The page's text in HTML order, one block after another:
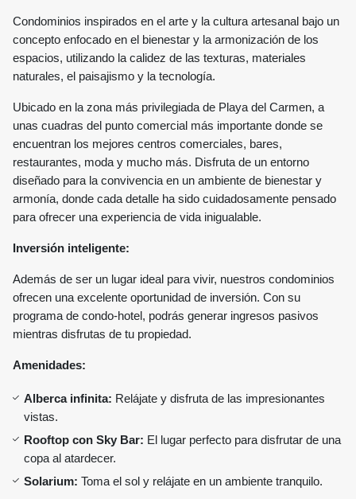
Condominios inspirados en el arte y la cultura artesanal bajo un
concepto enfocado en el bienestar y la armonización de los
espacios, utilizando la calidez de las texturas, materiales
naturales, el paisajismo y la tecnología.
Ubicado en la zona más privilegiada de Playa del Carmen, a
unas cuadras del punto comercial más importante donde se
encuentran los mejores centros comerciales, bares,
restaurantes, moda y mucho más. Disfruta de un entorno
diseñado para la convivencia en un ambiente de bienestar y
armonía, donde cada detalle ha sido cuidadosamente pensado
para ofrecer una experiencia de vida inigualable.
Inversión inteligente:
Además de ser un lugar ideal para vivir, nuestros condominios
ofrecen una excelente oportunidad de inversión. Con su
programa de condo-hotel, podrás generar ingresos pasivos
mientras disfrutas de tu propiedad.
Amenidades:
Alberca infinita: Relájate y disfruta de las impresionantes
vistas.
Rooftop con Sky Bar: El lugar perfecto para disfrutar de una
copa al atardecer.
Solarium: Toma el sol y relájate en un ambiente tranquilo.